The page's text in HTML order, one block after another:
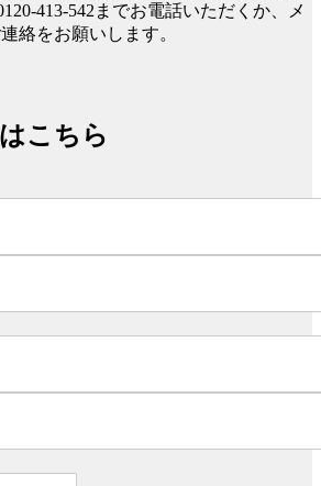
413-542までお電話いただくか、メ
絡をお願いします。
こちら